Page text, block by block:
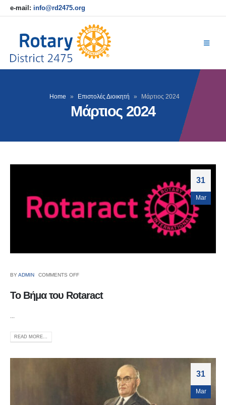
e-mail: info@rd2475.org
Home » Επιστολές Διοικητή » Μάρτιος 2024
Μάρτιος 2024
31
Mar
BYADMIN COMMENTS OFF
Το Βήμα του Rotaract
...
READ MORE...
31
Mar